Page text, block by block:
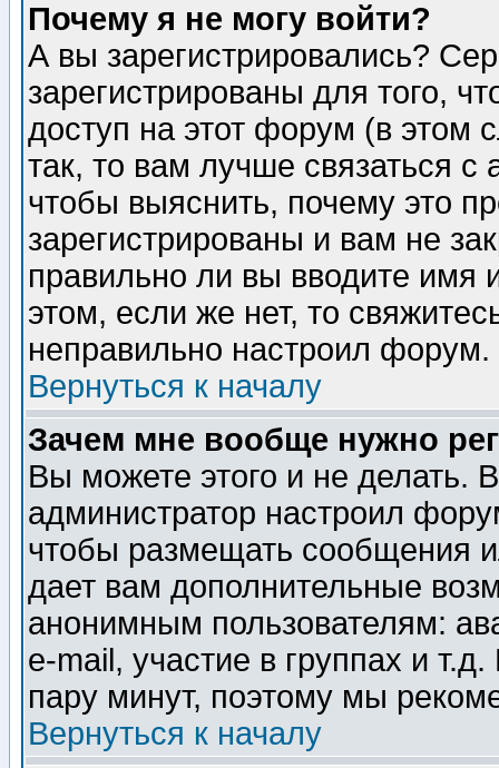
Почему я не могу войти?
А вы зарегистрировались?
зарегистрированы для того,
доступ на этот форум (в этом
так, то вам лучше связаться
чтобы выяснить, почему это
зарегистрированы и вам не
правильно ли вы вводите
этом, если же нет, то
неправильно настроил форум.
Вернуться к началу
Зачем мне вообще нужно
Вы можете этого и не делать.
администратор настроил
чтобы размещать сообщения
дает вам дополнительные
анонимным пользователям:
e-mail, участие в группах и
пару минут, поэтому мы
Вернуться к началу